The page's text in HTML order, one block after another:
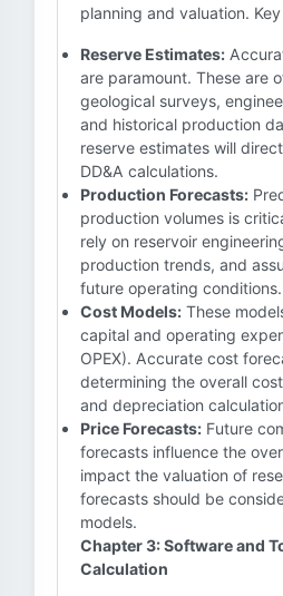
planning and valuation.
Reserve Estimates:
are paramount. These are
geological surveys,
and historical production
reserve estimates will
DD&A calculations.
Production Forecasts:
production volumes is
rely on reservoir
production trends, and
future operating conditions.
Cost Models: These
capital and operating
OPEX). Accurate cost
determining the overall
and depreciation
Price Forecasts: Future
forecasts influence the
impact the valuation of
forecasts should be
models.
Chapter 3: Software and
Calculation